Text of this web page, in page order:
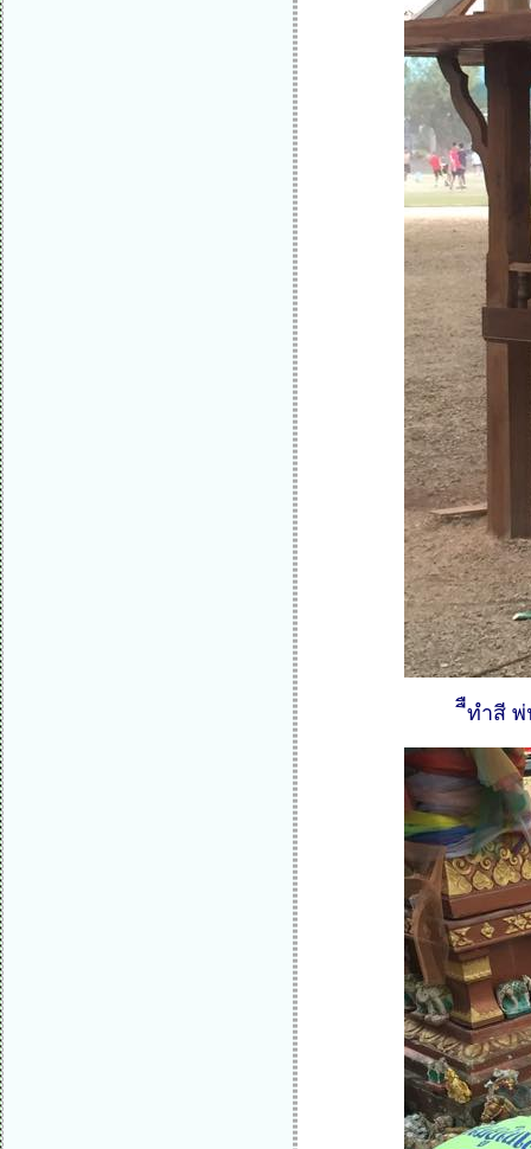
ทำสี พ่